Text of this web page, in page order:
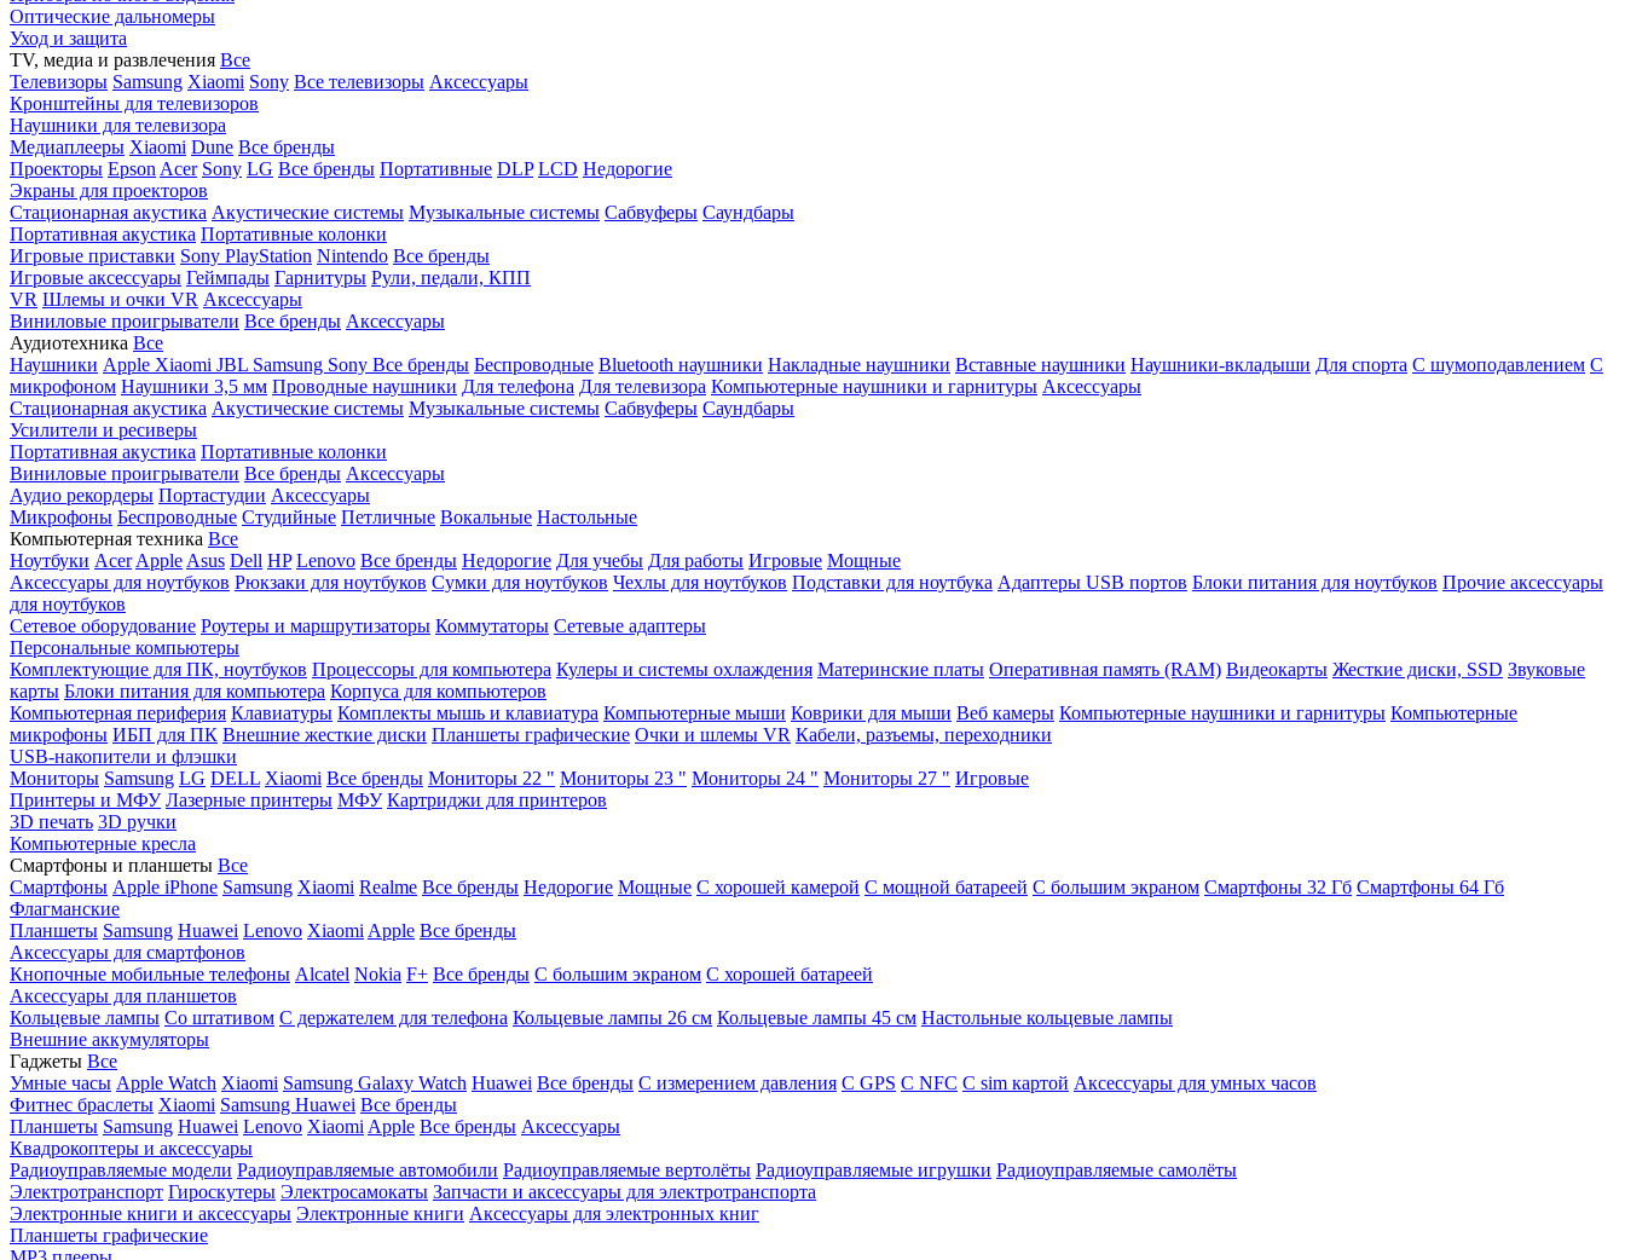
Оптические дальномеры
Уход и защита
TV, медиа и развлечения Все
Телевизоры Samsung Xiaomi Sony Все телевизоры Аксессуары
Кронштейны для телевизоров
Наушники для телевизора
Медиаплееры Xiaomi Dune Все бренды
Проекторы Epson Acer Sony LG Все бренды Портативные DLP LCD Недорогие
Экраны для проекторов
Стационарная акустика Акустические системы Музыкальные системы Сабвуферы Саундбары
Портативная акустика Портативные колонки
Игровые приставки Sony PlayStation Nintendo Все бренды
Игровые аксессуары Геймпады Гарнитуры Рули, педали, КПП
VR Шлемы и очки VR Аксессуары
Виниловые проигрыватели Все бренды Аксессуары
Аудиотехника Все
Наушники Apple Xiaomi JBL Samsung Sony Все бренды Беспроводные Bluetooth наушники Накладные наушники Вставные наушники Наушники-вкладыши Для спорта С шумоподавлением С
микрофоном Наушники 3,5 мм Проводные наушники Для телефона Для телевизора Компьютерные наушники и гарнитуры Аксессуары
Стационарная акустика Акустические системы Музыкальные системы Сабвуферы Саундбары
Усилители и ресиверы
Портативная акустика Портативные колонки
Виниловые проигрыватели Все бренды Аксессуары
Аудио рекордеры Портастудии Аксессуары
Микрофоны Беспроводные Студийные Петличные Вокальные Настольные
Компьютерная техника Все
Ноутбуки Acer Apple Asus Dell HP Lenovo Все бренды Недорогие Для учебы Для работы Игровые Мощные
Аксессуары для ноутбуков Рюкзаки для ноутбуков Сумки для ноутбуков Чехлы для ноутбуков Подставки для ноутбука Адаптеры USB портов Блоки питания для ноутбуков Прочие аксессуары
для ноутбуков
Сетевое оборудование Роутеры и маршрутизаторы Коммутаторы Сетевые адаптеры
Персональные компьютеры
Комплектующие для ПК, ноутбуков Процессоры для компьютера Кулеры и системы охлаждения Материнские платы Оперативная память (RAM) Видеокарты Жесткие диски, SSD Звуковые
карты Блоки питания для компьютера Корпуса для компьютеров
Компьютерная периферия Клавиатуры Комплекты мышь и клавиатура Компьютерные мыши Коврики для мыши Веб камеры Компьютерные наушники и гарнитуры Компьютерные
микрофоны ИБП для ПК Внешние жесткие диски Планшеты графические Очки и шлемы VR Кабели, разъемы, переходники
USB-накопители и флэшки
Мониторы Samsung LG DELL Xiaomi Все бренды Мониторы 22 " Мониторы 23 " Мониторы 24 " Мониторы 27 " Игровые
Принтеры и МФУ Лазерные принтеры МФУ Картриджи для принтеров
3D печать 3D ручки
Компьютерные кресла
Смартфоны и планшеты Все
Смартфоны Apple iPhone Samsung Xiaomi Realme Все бренды Недорогие Мощные С хорошей камерой С мощной батареей С большим экраном Смартфоны 32 Гб Смартфоны 64 Гб
Флагманские
Планшеты Samsung Huawei Lenovo Xiaomi Apple Все бренды
Аксессуары для смартфонов
Кнопочные мобильные телефоны Alcatel Nokia F+ Все бренды С большим экраном С хорошей батареей
Аксессуары для планшетов
Кольцевые лампы Со штативом C держателем для телефона Кольцевые лампы 26 см Кольцевые лампы 45 см Настольные кольцевые лампы
Внешние аккумуляторы
Гаджеты Все
Умные часы Apple Watch Xiaomi Samsung Galaxy Watch Huawei Все бренды C измерением давления C GPS C NFC C sim картой Аксессуары для умных часов
Фитнес браслеты Xiaomi Samsung Huawei Все бренды
Планшеты Samsung Huawei Lenovo Xiaomi Apple Все бренды Аксессуары
Квадрокоптеры и аксессуары
Радиоуправляемые модели Радиоуправляемые автомобили Радиоуправляемые вертолёты Радиоуправляемые игрушки Радиоуправляемые самолёты
Электротранспорт Гироскутеры Электросамокаты Запчасти и аксессуары для электротранспорта
Электронные книги и аксессуары Электронные книги Аксессуары для электронных книг
Планшеты графические